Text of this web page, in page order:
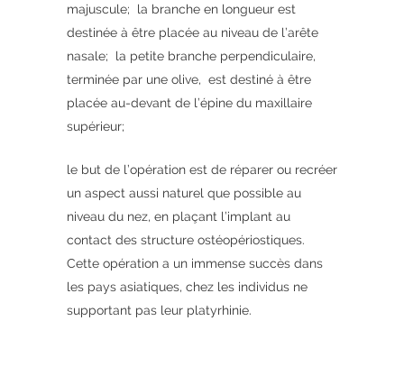
majuscule; la branche en longueur est
destinée à être placée au niveau de l’arête
nasale; la petite branche perpendiculaire,
terminée par une olive, est destiné à être
placée au-devant de l’épine du maxillaire
supérieur;
le but de l’opération est de réparer ou recréer
un aspect aussi naturel que possible au
niveau du nez, en plaçant l’implant au
contact des structure ostéopériostiques.
Cette opération a un immense succès dans
les pays asiatiques, chez les individus ne
supportant pas leur platyrhinie.